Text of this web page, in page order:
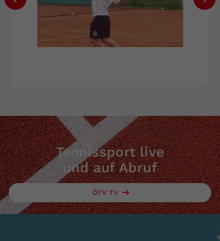
Tennissport live
und auf Abruf
ÖTV TV